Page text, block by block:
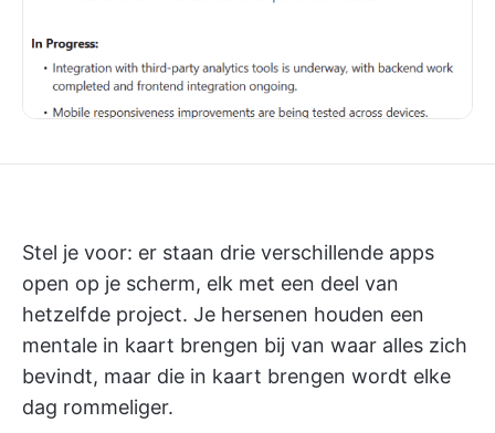
Stel je voor: er staan drie verschillende apps
open op je scherm, elk met een deel van
hetzelfde project. Je hersenen houden een
mentale in kaart brengen bij van waar alles zich
bevindt, maar die in kaart brengen wordt elke
dag rommeliger.